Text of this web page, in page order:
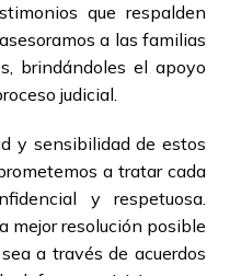
que respalden
a las familias
brindándoles el apoyo
judicial.
y sensibilidad de estos
a tratar cada
y respetuosa.
mejor resolución posible
a través de acuerdos